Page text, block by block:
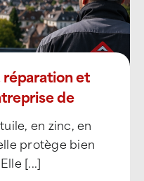
et
de
en zinc, en
protège bien
[...]